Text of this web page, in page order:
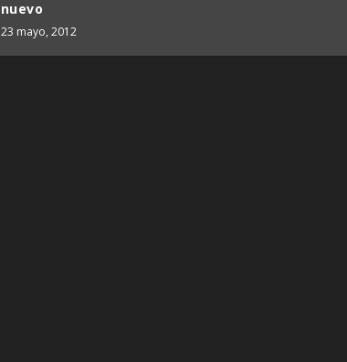
nuevo
23 mayo, 2012